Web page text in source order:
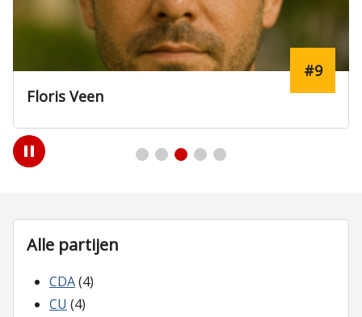
Floris Veen
#9
Play
/
Alle partijen
CDA(4)
CU (4)